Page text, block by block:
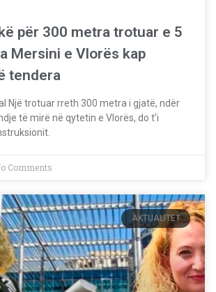
për 300 metra trotuar e 5
Mersini e Vlorës kap
tendera
Një trotuar rreth 300 metra i gjatë, ndër
të mirë në qytetin e Vlorës, do t’i
Comments
AKTUALITET